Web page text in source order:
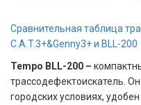
Сравнительная таблица
C.A.T.3+&Genny3+ и BLL-200
Tempo BLL-200 –
трассодефектоискатель.
городских условиях,